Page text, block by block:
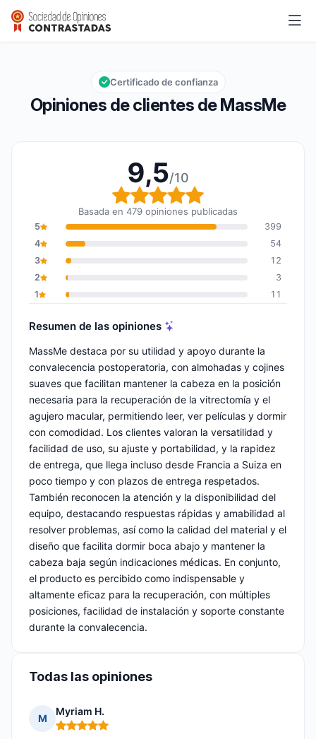
MassMe
Calificación global: 9,5 de 10
9,5/10
Opiniones de clientes de MassMe
Certificado de confianza
9,5/10
Calificación global: 9,5
Basada en 479 opiniones publicadas
5
399
4
54
3
12
2
3
1
11
Resumen de las opiniones
MassMe destaca por su utilidad y apoyo durante la
convalecencia postoperatoria, con almohadas y cojines
suaves que facilitan mantener la cabeza en la posición
necesaria para la recuperación de la vitrectomía y el
agujero macular, permitiendo leer, ver películas y dormir
con comodidad. Los clientes valoran la versatilidad y
facilidad de uso, su ajuste y portabilidad, y la rapidez
de entrega, que llega incluso desde Francia a Suiza en
poco tiempo y con plazos de entrega respetados.
También reconocen la atención y la disponibilidad del
equipo, destacando respuestas rápidas y amabilidad al
resolver problemas, así como la calidad del material y el
diseño que facilita dormir boca abajo y mantener la
cabeza baja según indicaciones médicas. En conjunto,
el producto es percibido como indispensable y
altamente eficaz para la recuperación, con múltiples
posiciones, facilidad de instalación y soporte constante
durante la convalecencia.
Todas las opiniones
M
Myriam H.
Nota: 5 de 5